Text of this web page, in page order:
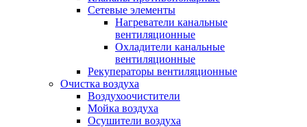
Сетевые элементы
Нагреватели канальные
вентиляционные
Охладители канальные
вентиляционные
Рекуператоры вентиляционные
Очистка воздуха
Воздухоочистители
Мойка воздуха
Осушители воздуха